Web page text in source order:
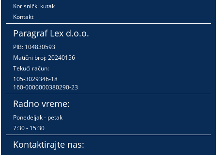
Korisnički kutak
Kontakt
Paragraf Lex d.o.o.
PIB: 104830593
Matični broj: 20240156
Tekući račun:
105-3029346-18
160-0000000380290-23
Radno vreme:
Ponedeljak - petak
7:30 - 15:30
Kontaktirajte nas: